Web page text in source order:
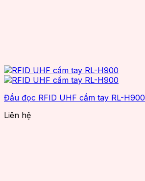
Đầu đọc RFID UHF cầm tay RL-H900
Liên hệ